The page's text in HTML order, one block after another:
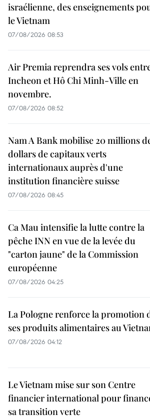
israélienne, des enseignements
le Vietnam
07/08/2026 08:53
Air Premia reprendra ses vols
Incheon et Hô Chi Minh-Ville en
novembre.
07/08/2026 08:52
Nam A Bank mobilise 20 millions
dollars de capitaux verts
internationaux auprès d'une
institution financière suisse
07/08/2026 08:45
Ca Mau intensifie la lutte contre la
pêche INN en vue de la levée du
"carton jaune" de la Commission
européenne
07/08/2026 04:25
La Pologne renforce la promotion
ses produits alimentaires au
07/08/2026 04:12
Le Vietnam mise sur son Centre
financier international pour
sa transition verte